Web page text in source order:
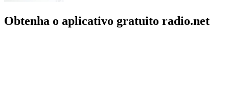
Obtenha o aplicativo gratuito radio.net